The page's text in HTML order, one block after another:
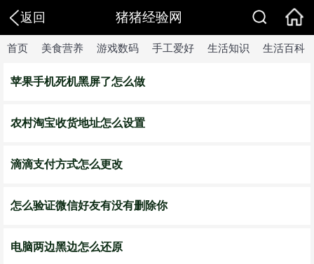
返回 猪猪经验网
首页 美食营养 游戏数码 手工爱好 生活知识 生活百科
苹果手机死机黑屏了怎么做
农村淘宝收货地址怎么设置
滴滴支付方式怎么更改
怎么验证微信好友有没有删除你
电脑两边黑边怎么还原